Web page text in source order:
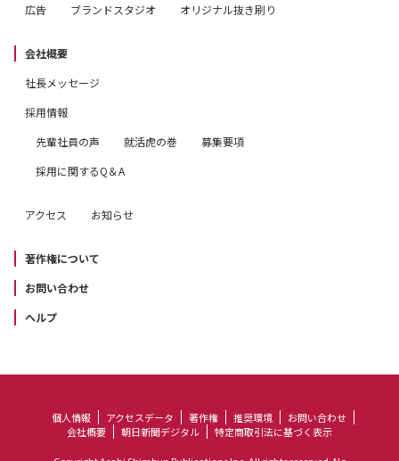
広告
ブランドスタジオ オリジナル抜き刷り
会社概要
社長メッセージ
採用情報
先輩社員の声
就活虎の巻
募集要項
採用に関するQ＆A
アクセス お知らせ
著作権について
お問い合わせ
ヘルプ
個人情報 アクセスデータ 著作権 推奨環境
お問い合わせ
会社概要
朝日新聞デジタル 特定商取引法に基づく表示